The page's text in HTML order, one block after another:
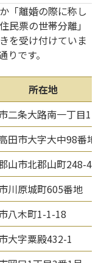
「離婚の際に称し
民票の世帯分離」
を受け付けていま
です。
所在地
二条大路南一丁目1-1
田市大字大中98番地4
山市北郡山町248-4
川原城町605番地
八木町1-1-18
大字粟殿432-1